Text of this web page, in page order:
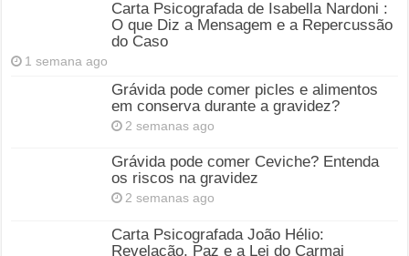
Carta Psicografada de Isabella Nardoni :
O que Diz a Mensagem e a Repercussão
do Caso
1 semana ago
Grávida pode comer picles e alimentos
em conserva durante a gravidez?
2 semanas ago
Grávida pode comer Ceviche? Entenda
os riscos na gravidez
2 semanas ago
Carta Psicografada João Hélio:
Revelação, Paz e a Lei do Carmaj